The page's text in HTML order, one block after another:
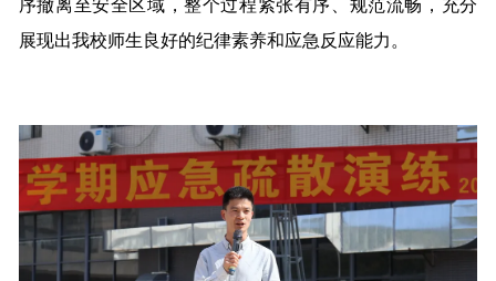
序撤离至安全区域，整个过程紧张有序、规范流畅，充分
展现出我校师生良好的纪律素养和应急反应能力。